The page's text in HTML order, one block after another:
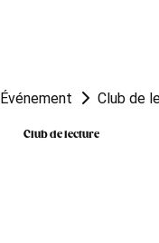
Événement Club de
Club de lecture